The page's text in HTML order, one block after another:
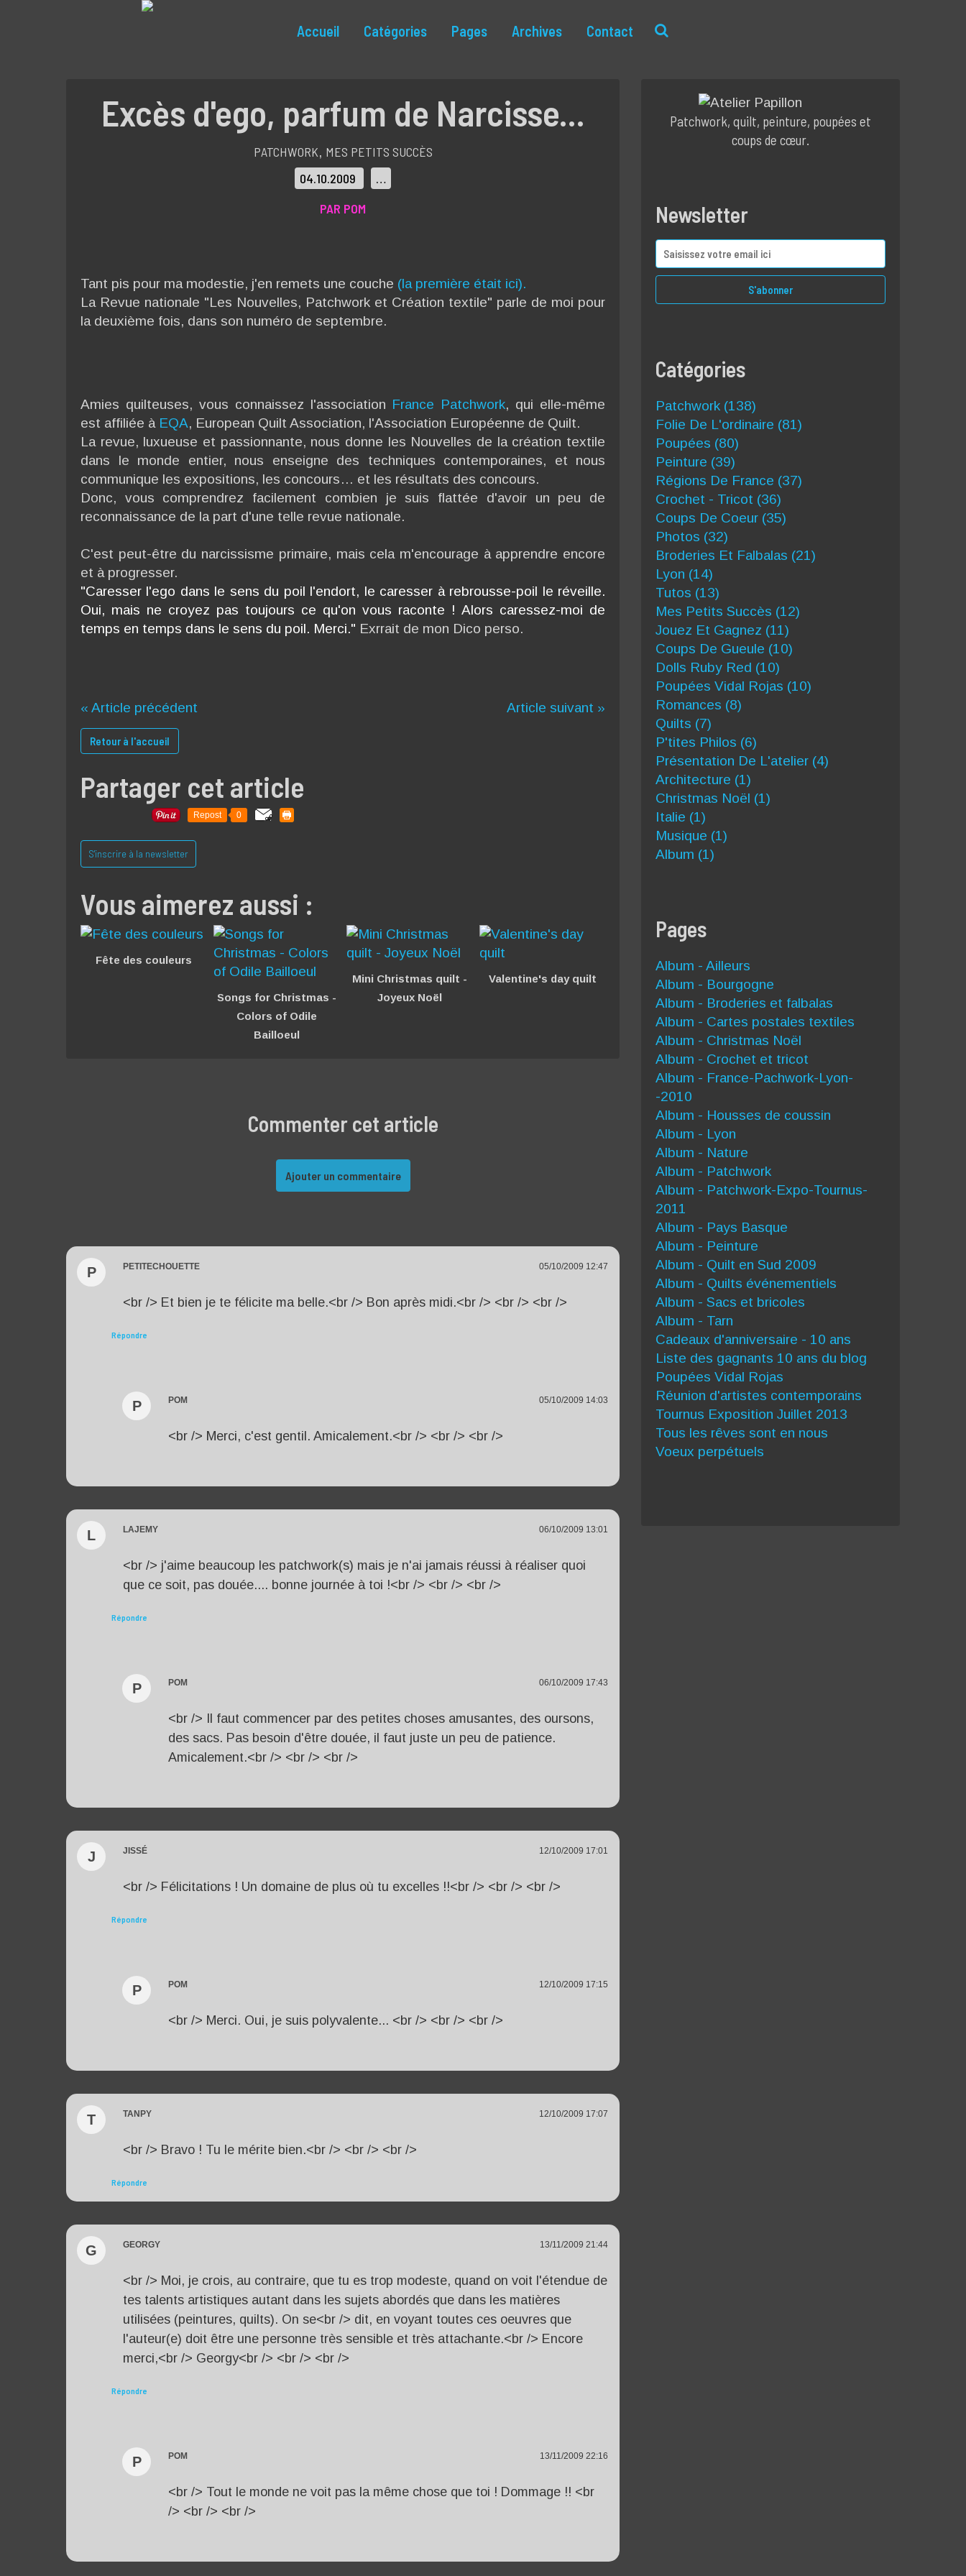
Accueil Catégories Pages Archives Contact
Excès d'ego, parfum de Narcisse...
PATCHWORK, MES PETITS SUCCÈS
04.10.2009
…
PAR POM
Tant pis pour ma modestie, j'en remets une couche (la première était ici).
La Revue nationale "Les Nouvelles, Patchwork et Création textile" parle de moi pour
la deuxième fois, dans son numéro de septembre.
Amies quilteuses, vous connaissez l'association France Patchwork, qui elle-même
est affiliée à EQA, European Quilt Association, l'Association Européenne de Quilt.
La revue, luxueuse et passionnante, nous donne les Nouvelles de la création textile
dans le monde entier, nous enseigne des techniques contemporaines, et nous
communique les expositions, les concours… et les résultats des concours.
Donc, vous comprendrez facilement combien je suis flattée d'avoir un peu de
reconnaissance de la part d'une telle revue nationale.
C'est peut-être du narcissisme primaire, mais cela m'encourage à apprendre encore
et à progresser.
"Caresser l'ego dans le sens du poil l'endort, le caresser à rebrousse-poil le réveille.
Oui, mais ne croyez pas toujours ce qu'on vous raconte ! Alors caressez-moi de
temps en temps dans le sens du poil. Merci." Exrrait de mon Dico perso.
« Article précédent Article suivant »
Retour à l'accueil
Partager cet article
Repost 0
S'inscrire à la newsletter
Vous aimerez aussi :
Fête des couleurs
Songs for Christmas -
Colors of Odile
Bailloeul
Mini Christmas quilt -
Joyeux Noël
Valentine's day quilt
Commenter cet article
Ajouter un commentaire
G GEORGY 13/11/2009 21:44
<br /> Moi, je crois, au contraire, que tu es trop modeste, quand on voit l'étendue de
tes talents artistiques autant dans les sujets abordés que dans les matières
utilisées (peintures, quilts). On se<br /> dit, en voyant toutes ces oeuvres que
l'auteur(e) doit être une personne très sensible et très attachante.<br /> Encore
merci,<br /> Georgy<br /> <br /> <br />
Répondre
P POM 13/11/2009 22:16
<br /> Tout le monde ne voit pas la même chose que toi ! Dommage !! <br
/> <br /> <br />
T TANPY 12/10/2009 17:07
<br /> Bravo ! Tu le mérite bien.<br /> <br /> <br />
Répondre
J JISSÉ 12/10/2009 17:01
<br /> Félicitations ! Un domaine de plus où tu excelles !!<br /> <br /> <br />
Répondre
P POM 12/10/2009 17:15
<br /> Merci. Oui, je suis polyvalente... <br /> <br /> <br />
L LAJEMY 06/10/2009 13:01
<br /> j'aime beaucoup les patchwork(s) mais je n'ai jamais réussi à réaliser quoi
que ce soit, pas douée.... bonne journée à toi !<br /> <br /> <br />
Répondre
P POM 06/10/2009 17:43
<br /> Il faut commencer par des petites choses amusantes, des oursons,
des sacs. Pas besoin d'être douée, il faut juste un peu de patience.
Amicalement.<br /> <br /> <br />
P PETITECHOUETTE 05/10/2009 12:47
<br /> Et bien je te félicite ma belle.<br /> Bon après midi.<br /> <br /> <br />
Répondre
P POM 05/10/2009 14:03
<br /> Merci, c'est gentil. Amicalement.<br /> <br /> <br />
Newsletter
Catégories
Patchwork (138)
Folie De L'ordinaire (81)
Poupées (80)
Peinture (39)
Régions De France (37)
Crochet - Tricot (36)
Coups De Coeur (35)
Photos (32)
Broderies Et Falbalas (21)
Lyon (14)
Tutos (13)
Mes Petits Succès (12)
Jouez Et Gagnez (11)
Coups De Gueule (10)
Dolls Ruby Red (10)
Poupées Vidal Rojas (10)
Romances (8)
Quilts (7)
P'tites Philos (6)
Présentation De L'atelier (4)
Architecture (1)
Christmas Noël (1)
Italie (1)
Musique (1)
Album (1)
Pages
Album - Ailleurs
Album - Bourgogne
Album - Broderies et falbalas
Album - Cartes postales textiles
Album - Christmas Noël
Album - Crochet et tricot
Album - France-Pachwork-Lyon-
-2010
Album - Housses de coussin
Album - Lyon
Album - Nature
Album - Patchwork
Album - Patchwork-Expo-Tournus-
2011
Album - Pays Basque
Album - Peinture
Album - Quilt en Sud 2009
Album - Quilts événementiels
Album - Sacs et bricoles
Album - Tarn
Cadeaux d'anniversaire - 10 ans
Liste des gagnants 10 ans du blog
Poupées Vidal Rojas
Réunion d'artistes contemporains
Tournus Exposition Juillet 2013
Tous les rêves sont en nous
Voeux perpétuels
Patchwork, quilt, peinture, poupées et
coups de cœur.